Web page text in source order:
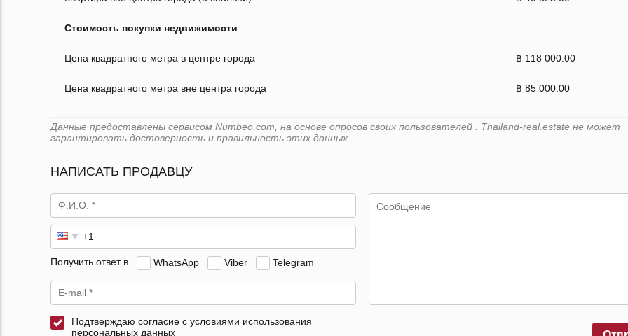
Стоимость покупки недвижимости
Цена квадратного метра в центре города ฿ 118 000.00
Цена квадратного метра вне центра города ฿ 85 000.00
Данные предоставлены сервисом Numbeo.com, на основе опросов своих пользователей . Thailand-real.estate не может
гарантировать достоверность и правильность этих данных.
НАПИСАТЬ ПРОДАВЦУ
Получить ответ в WhatsApp Viber Telegram
Подтверждаю согласие с условиями использования
персональных данных